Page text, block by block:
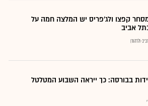
קפצו ולג'פריס יש המלצה חמה על
אביב
ולדהורן
בבורסה: כך ייראה השבוע המטלטל